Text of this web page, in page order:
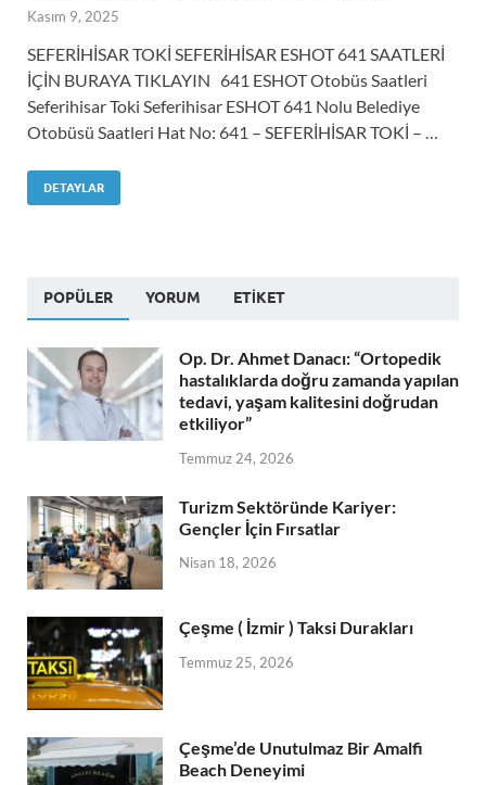
Kasım 9, 2025
SEFERİHİSAR TOKİ SEFERİHİSAR ESHOT 641 SAATLERİ
İÇİN BURAYA TIKLAYIN 641 ESHOT Otobüs Saatleri
Seferihisar Toki Seferihisar ESHOT 641 Nolu Belediye
Otobüsü Saatleri Hat No: 641 – SEFERİHİSAR TOKİ – …
DETAYLAR
POPÜLER YORUM ETIKET
Op. Dr. Ahmet Danacı: “Ortopedik
hastalıklarda doğru zamanda yapılan
tedavi, yaşam kalitesini doğrudan
etkiliyor”
Temmuz 24, 2026
Turizm Sektöründe Kariyer:
Gençler İçin Fırsatlar
Nisan 18, 2026
Çeşme ( İzmir ) Taksi Durakları
Temmuz 25, 2026
Çeşme’de Unutulmaz Bir Amalfi
Beach Deneyimi